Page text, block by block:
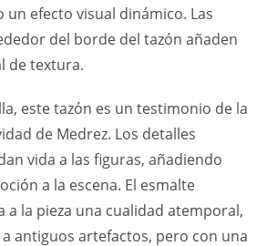
efecto visual dinámico. Las
del borde del tazón añaden
de textura.
este tazón es un testimonio de la
de Medrez. Los detalles
vida a las figuras, añadiendo
a la escena. El esmalte
la pieza una cualidad atemporal,
antiguos artefactos, pero con una